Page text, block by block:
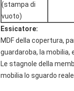
(stampa di
vuoto)
Essicatore:
MDF della copertura,
guardaroba, la mobilia,
Le stagnole della
mobilia lo sguardo